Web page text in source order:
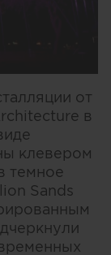
от
в
клевером
темное
Sands